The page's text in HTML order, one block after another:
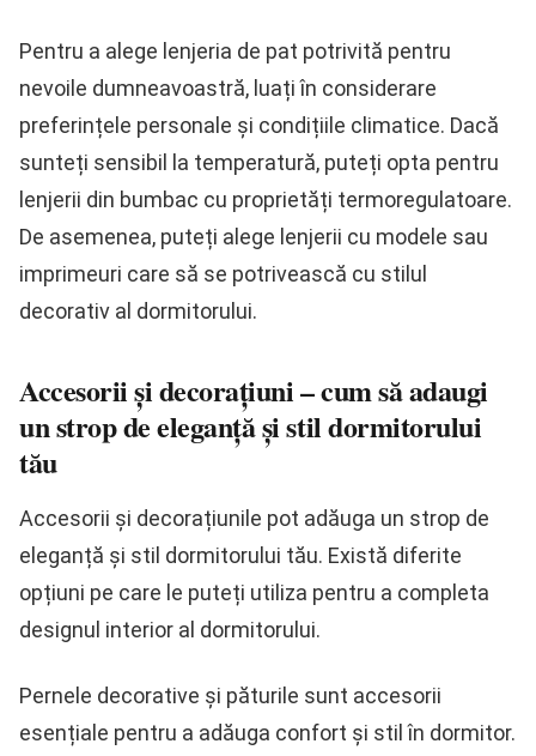
Pentru a alege lenjeria de pat potrivită pentru
nevoile dumneavoastră, luați în considerare
preferințele personale și condițiile climatice. Dacă
sunteți sensibil la temperatură, puteți opta pentru
lenjerii din bumbac cu proprietăți termoregulatoare.
De asemenea, puteți alege lenjerii cu modele sau
imprimeuri care să se potrivească cu stilul
decorativ al dormitorului.
Accesorii și decorațiuni – cum să adaugi
un strop de eleganță și stil dormitorului
tău
Accesorii și decorațiunile pot adăuga un strop de
eleganță și stil dormitorului tău. Există diferite
opțiuni pe care le puteți utiliza pentru a completa
designul interior al dormitorului.
Pernele decorative și păturile sunt accesorii
esențiale pentru a adăuga confort și stil în dormitor.